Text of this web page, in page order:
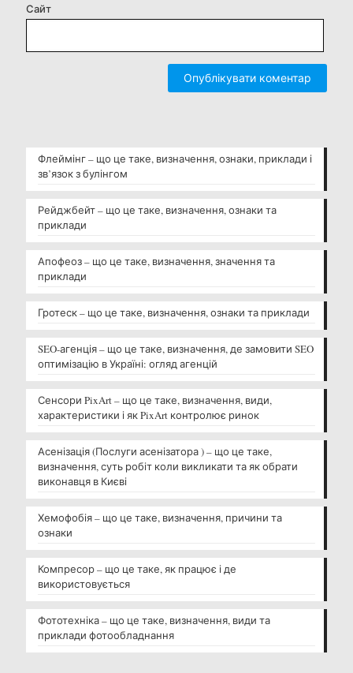
Сайт
Флеймінг – що це таке, визначення, ознаки, приклади і
зв’язок з булінгом
Рейджбейт – що це таке, визначення, ознаки та
приклади
Апофеоз – що це таке, визначення, значення та
приклади
Гротеск – що це таке, визначення, ознаки та приклади
SEO-агенція – що це таке, визначення, де замовити SEO
оптимізацію в Україні: огляд агенцій
Сенсори PixArt – що це таке, визначення, види,
характеристики і як PixArt контролює ринок
Асенізація (Послуги асенізатора ) – що це таке,
визначення, суть робіт коли викликати та як обрати
виконавця в Києві
Хемофобія – що це таке, визначення, причини та
ознаки
Компресор – що це таке, як працює і де
використовується
Фототехніка – що це таке, визначення, види та
приклади фотообладнання